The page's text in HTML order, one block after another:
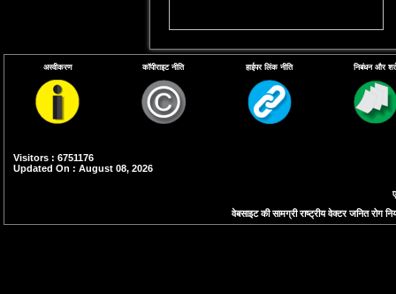
अस्वीकरण कॉपीराइट नीति हाईपर लिंक नीति निबंधन और
Visitors : 6751176
Updated On : August 08, 2026
वेबसाइट की सामग्री राष्ट्रीय वेक्टर जनित रोग